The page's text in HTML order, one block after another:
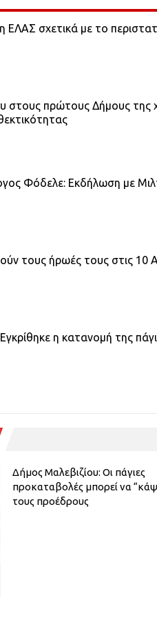
ΕΛΑΣ σχετικά με το
στους πρώτους Δήμους
Φόδελε: Εκδήλωση με
τους ήρωές τους στις 10
η κατανομή της
Δήμος Μαλεβιζίου: Οι πάγιες
προκαταβολές μπορεί να
τους προέδρους